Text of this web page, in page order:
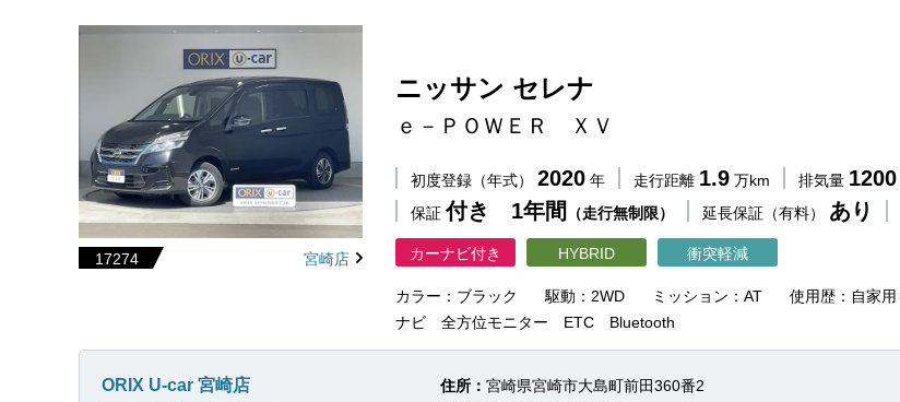
17274 宮崎店
ニッサン セレナ
ｅ－ＰＯＷＥＲ ＸＶ
初度登録（年式） 2020 年 走行距離 1.9 万km 排気量 1200
保証付き 1年間 （走行無制限） 延長保証（有料） あり
カーナビ付き HYBRID 衝突軽減
カラー：ブラック 駆動：2WD ミッション：AT
使用歴：自家用
ナビ 全方位モニター ETC Bluetooth
ORIX U-car 宮崎店 住所： 宮崎県宮崎市大島町前田360番2